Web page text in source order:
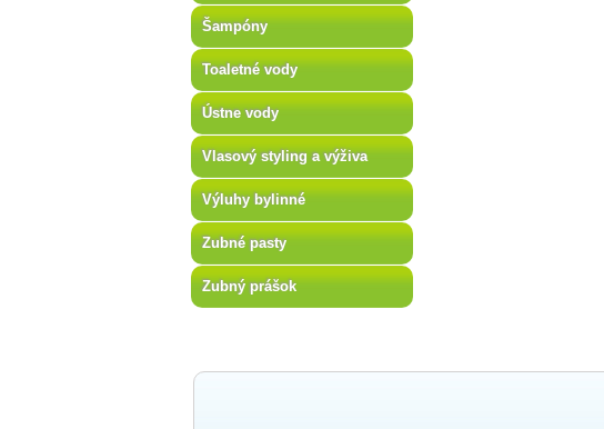
Šampóny
Toaletné vody
Ústne vody
Vlasový styling a výživa
Výluhy bylinné
Zubné pasty
Zubný prášok